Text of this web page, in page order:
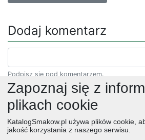
Dodaj komentarz
Podpisz się pod komentarzem.
Zapoznaj się z
plikach cookie
KatalogSmakow.pl używa plików cookie,
jakość korzystania z naszego serwisu.